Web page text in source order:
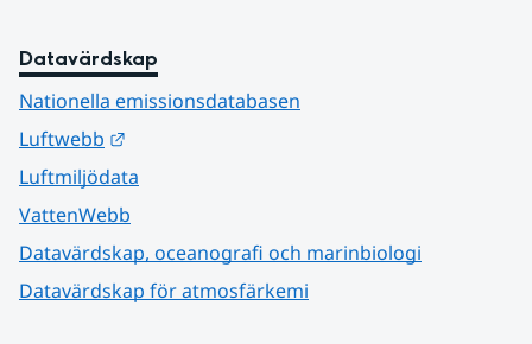
Datavärdskap
Nationella emissionsdatabasen
Luftwebb
Luftmiljödata
VattenWebb
Datavärdskap, oceanografi och marinbiologi
Datavärdskap för atmosfärkemi